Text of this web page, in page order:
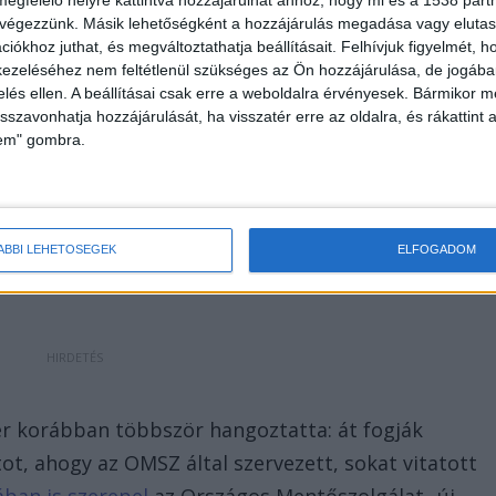
Másik lehetőségként a hozzájárulás megadása vagy
juthat, és megváltoztathatja beállításait. Felhívjuk figyelmét,
nem feltétlenül szükséges az Ön hozzájárulása, de
ellen. A beállításai csak erre a weboldalra érvényesek. Bármikor
hozzájárulását, ha visszatér erre az oldalra, és rákattint
gombra.
LEHETŐSÉGEK ELFOGADOM
a mentésirányítás hatékonyságát kívánja
mentésben résztvevő jármű- és
és fokozatos korszerűsítése is prioritást
bizalom erősítése a hatékonyságból és az
vonatkozó adatok és fejlesztési
ígéri.
korábban többször hangoztatta: át fogják
ahogy az OMSZ által szervezett, sokat vitatott